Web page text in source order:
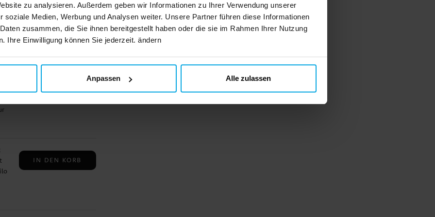
zu analysieren. Außerdem geben wir Informationen zu Ihrer Verwendung unserer
soziale Medien, Werbung und Analysen weiter. Unsere Partner führen diese Informationen
zusammen, die Sie ihnen bereitgestellt haben oder die sie im Rahmen Ihrer Nutzung
Ihre Einwilligung können Sie jederzeit. ändern
Anpassen Alle zulassen
IN DEN KORB
IN DEN KORB